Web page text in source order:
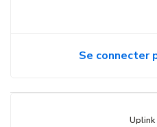
Se connecter
Uplink